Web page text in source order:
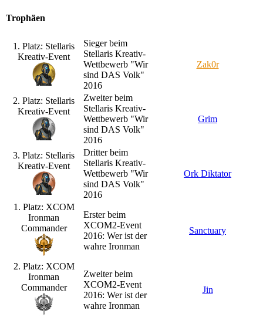
Trophäen
1. Platz: Stellaris
Kreativ-Event
Sieger beim
Stellaris Kreativ-
Wettbewerb "Wir
sind DAS Volk"
2016
Zak0r
2. Platz: Stellaris
Kreativ-Event
Zweiter beim
Stellaris Kreativ-
Wettbewerb "Wir
sind DAS Volk"
2016
Grim
3. Platz: Stellaris
Kreativ-Event
Dritter beim
Stellaris Kreativ-
Wettbewerb "Wir
sind DAS Volk"
2016
Ork Diktator
1. Platz: XCOM
Ironman
Commander
Erster beim
XCOM2-Event
2016: Wer ist der
wahre Ironman
Sanctuary
2. Platz: XCOM
Ironman
Commander
Zweiter beim
XCOM2-Event
2016: Wer ist der
wahre Ironman
Jin